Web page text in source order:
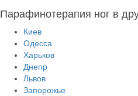
Парафинотерапия ног в
Киев
Одесса
Харьков
Днепр
Львов
Запорожье